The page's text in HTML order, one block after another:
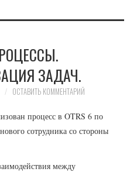
ЗАДАЧ.
ОСТАВИТЬ КОММЕНТАРИЙ
процесс в OTRS 6 по
сотрудника со стороны
между